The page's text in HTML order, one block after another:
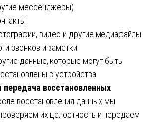
мессенджеры)
видео и другие медиафайлы
звонков и заметки
данные, которые могут быть
с устройства
передача восстановленных
восстановления данных мы
их целостность и передаем